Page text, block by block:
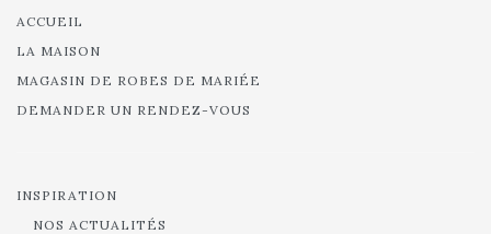
ACCUEIL
LA MAISON
MAGASIN DE ROBES DE MARIÉE
DEMANDER UN RENDEZ-VOUS
INSPIRATION
NOS ACTUALITÉS